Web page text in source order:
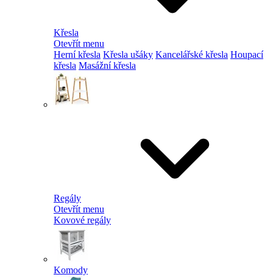
Křesla
Otevřít menu
Herní křesla Křesla ušáky Kancelářské křesla Houpací
křesla Masážní křesla
Regály
Otevřít menu
Kovové regály
Komody